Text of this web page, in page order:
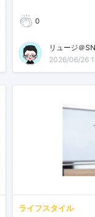
0
リュージ＠
2026/06/26
ライフスタイル